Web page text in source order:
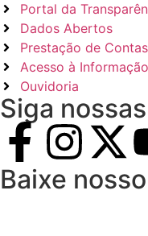
Portal da
Dados Abertos
Prestação de Contas
Acesso à Informação
Ouvidoria
Siga
Baixe